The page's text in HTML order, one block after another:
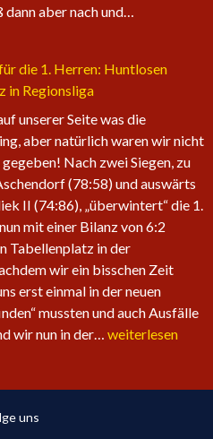
aber nach und…
der
Eagles
nehmen
wieder
an
Fahrt
auf
die 1. Herren: Huntlosen
in Regionsliga
unserer Seite was die
aber natürlich waren wir nicht
Nach zwei Siegen, zu
(78:58) und auswärts
II (74:86), „überwintert“ die 1.
mit einer Bilanz von 6:2
Tabellenplatz in der
wir ein bisschen Zeit
erst einmal in der neuen
mussten und auch Ausfälle
wir nun in der… Sechster
weiterlesen
uns